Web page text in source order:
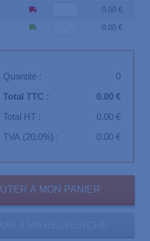
0.00 €
0.00 €
Quantité :
0
Total TTC :
0.00 €
Total HT :
0.00 €
TVA (20,0%) :
0.00 €